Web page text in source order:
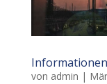
von admin |